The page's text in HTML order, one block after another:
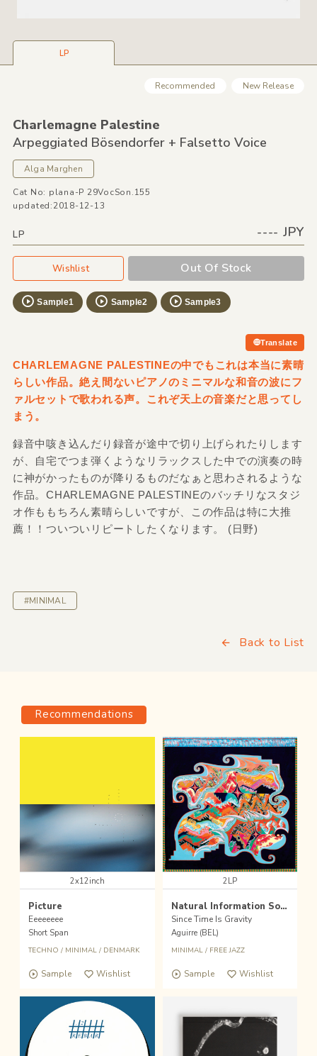
LP
Recommended New Release
Charlemagne Palestine
Arpeggiated Bösendorfer + Falsetto Voice
Alga Marghen
Cat No: plana-P 29VocSon.155
updated:2018-12-13
LP ---- JPY
Wishlist Out Of Stock
Sample1 Sample2 Sample3
Translate
CHARLEMAGNE PALESTINEの中でもこれは本当に素晴
らしい作品。絶え間ないピアノのミニマルな和音の波にフ
ァルセットで歌われる声。これぞ天上の音楽だと思ってし
まう。
録音中咳き込んだり録音が途中で切り上げられたりします
が、自宅でつま弾くようなリラックスした中での演奏の時
に神がかったものが降りるものだなぁと思わされるような
作品。CHARLEMAGNE PALESTINEのバッチリなスタジ
オ作ももちろん素晴らしいですが、この作品は特に大推
薦！！ついついリピートしたくなります。 (日野)
#MINIMAL
Back to List
Recommendations
2x12inch
Picture
Eeeeeeee
Short Span
TECHNO / MINIMAL/ DENMARK
Sample Wishlist
2LP
Natural Information Society
Since Time Is Gravity
Aguirre (BEL)
MINIMAL/ FREE JAZZ
Sample Wishlist